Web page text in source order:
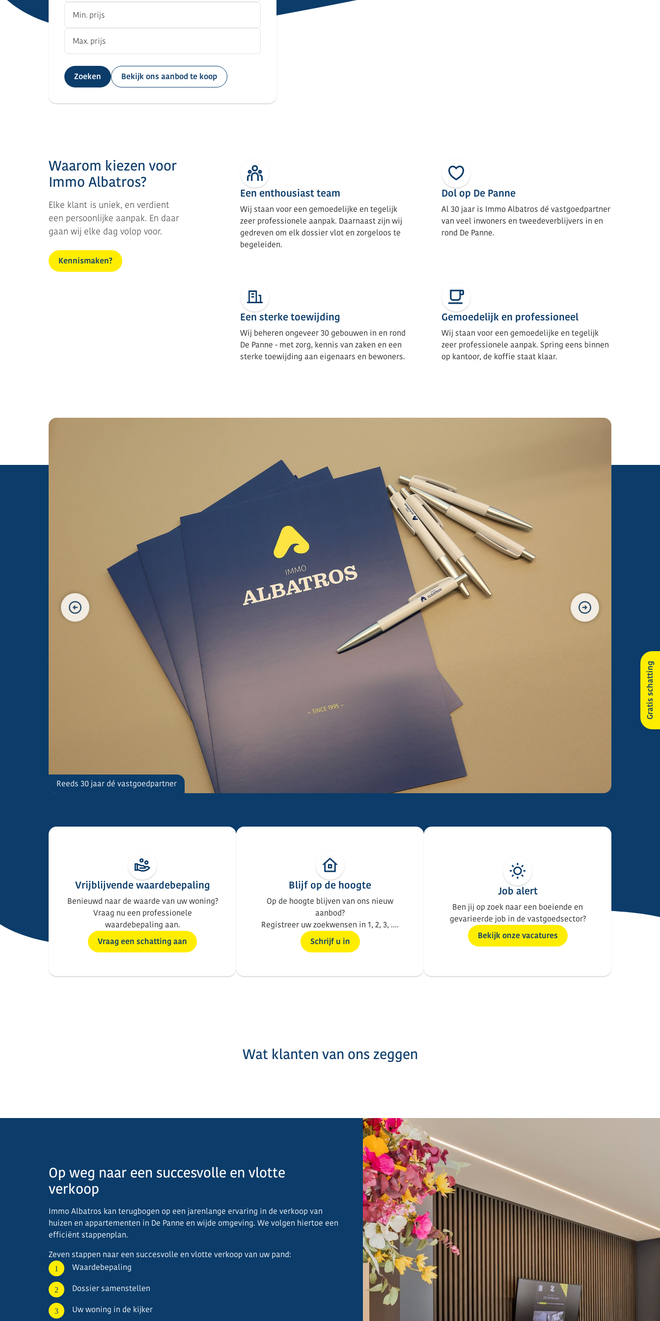
Zoeken Bekijk ons aanbod te koop
Waarom kiezen voor
Immo Albatros?
Elke klant is uniek, en verdient
een persoonlijke aanpak. En daar
gaan wij elke dag volop voor.
Kennismaken?
Een enthousiast team
Wij staan voor een gemoedelijke en tegelijk
zeer professionele aanpak. Daarnaast zijn wij
gedreven om elk dossier vlot en zorgeloos te
begeleiden.
Dol op De Panne
Al 30 jaar is Immo Albatros dé vastgoedpartner
van veel inwoners en tweedeverblijvers in en
rond De Panne.
Een sterke toewijding
Wij beheren ongeveer 30 gebouwen in en rond
De Panne - met zorg, kennis van zaken en een
sterke toewijding aan eigenaars en bewoners.
Gemoedelijk en professioneel
Wij staan voor een gemoedelijke en tegelijk
zeer professionele aanpak. Spring eens binnen
op kantoor, de koffie staat klaar.
De Panne
Investeren aan de Belgische kust.
Reeds 30 jaar dé vastgoedpartner
Vrijblijvende waardebepaling
Benieuwd naar de waarde van uw woning?
Vraag nu een professionele
waardebepaling aan.
Vraag een schatting aan
Blijf op de hoogte
Op de hoogte blijven van ons nieuw
aanbod?
Registreer uw zoekwensen in 1, 2, 3, ....
Schrijf u in
Job alert
Ben jij op zoek naar een boeiende en
gevarieerde job in de vastgoedsector?
Bekijk onze vacatures
Wat klanten van ons zeggen
Op weg naar een succesvolle en vlotte
verkoop
Immo Albatros kan terugbogen op een jarenlange ervaring in de verkoop van
huizen en appartementen in De Panne en wijde omgeving. We volgen hiertoe een
efficiënt stappenplan.
Zeven stappen naar een succesvolle en vlotte verkoop van uw pand:
Waardebepaling
Dossier samenstellen
Uw woning in de kijker
Gratis schatting